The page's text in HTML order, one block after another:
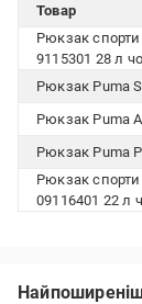
Товар
Рюкзак
9115301 28 л
Рюкзак Puma
Рюкзак Puma
Рюкзак Puma
Рюкзак
09116401 22 л